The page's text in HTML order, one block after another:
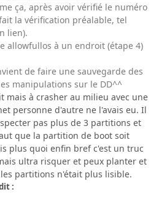
ça, après avoir vérifié le numéro
la vérification préalable, tel
lien).
allowfullos à un endroit (étape 4)
de faire une sauvegarde des
manipulations sur le DD^^
mais à crasher au milieu avec une
personne d'autre ne l'avais eu. Il
pas plus de 3 partitions et
que la partition de boot soit
plus quoi enfin bref c'est un truc
ultra risquer et peux planter et
partitions n'était plus lisible.
: